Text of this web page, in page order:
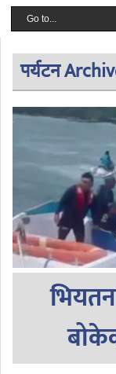
पर्यटन